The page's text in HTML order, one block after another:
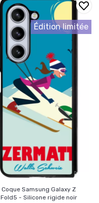
Coque Samsung Galaxy Z
Fold5 - Silicone rigide noir
Édition limitée